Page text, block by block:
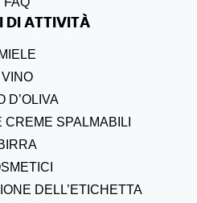
DI ATTIVITÀ
MIELE
VINO
D’OLIVA
CREME SPALMABILI
DELL’ETICHETTA